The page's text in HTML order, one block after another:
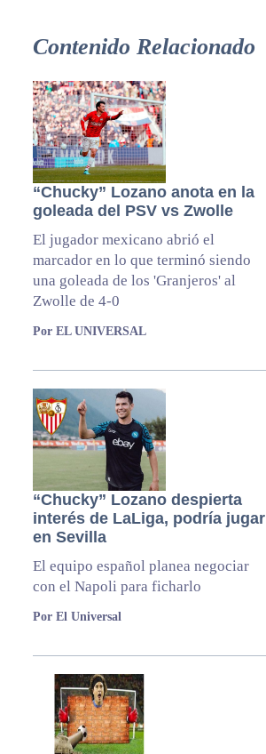
Contenido Relacionado
“Chucky” Lozano anota en la
goleada del PSV vs Zwolle
El jugador mexicano abrió el
marcador en lo que terminó siendo
una goleada de los 'Granjeros' al
Zwolle de 4-0
Por EL UNIVERSAL
“Chucky” Lozano despierta
interés de LaLiga, podría jugar
en Sevilla
El equipo español planea negociar
con el Napoli para ficharlo
Por El Universal